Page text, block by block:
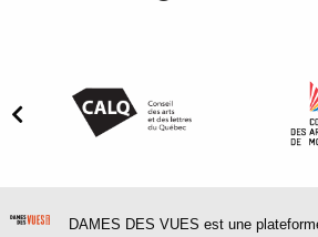
DAMES DES VUES est une